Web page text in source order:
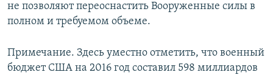
не позволяют переоснастить Вооруженные силы в
полном и требуемом объеме.
Примечание. Здесь уместно отметить, что военный
бюджет США на 2016 год составил 598 миллиардов